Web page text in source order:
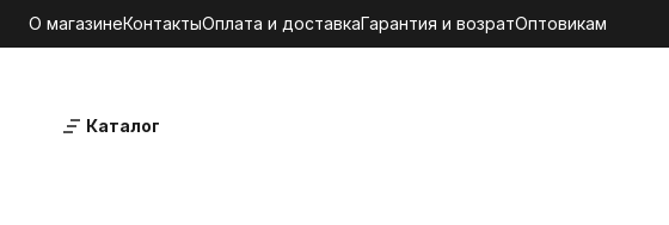
О магазинеКонтактыОплата и доставкаГарантия и возратОптовикам
Каталог